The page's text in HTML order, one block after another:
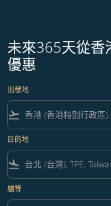
未來365天從香
優惠
出發地
flight_takeoff
目的地
flight_land
艙等